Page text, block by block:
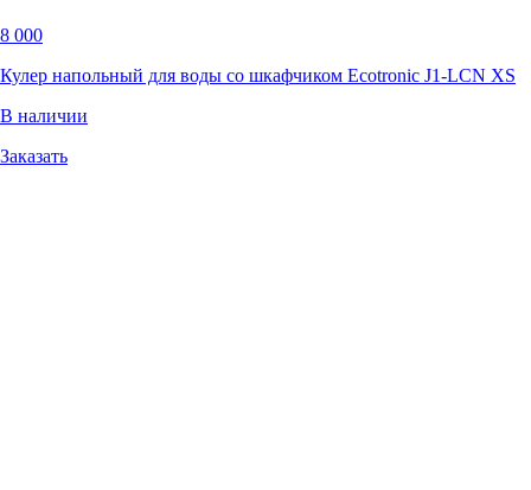
8 000
Кулер напольный для воды со шкафчиком Ecotronic J1-LCN XS
В наличии
Заказать